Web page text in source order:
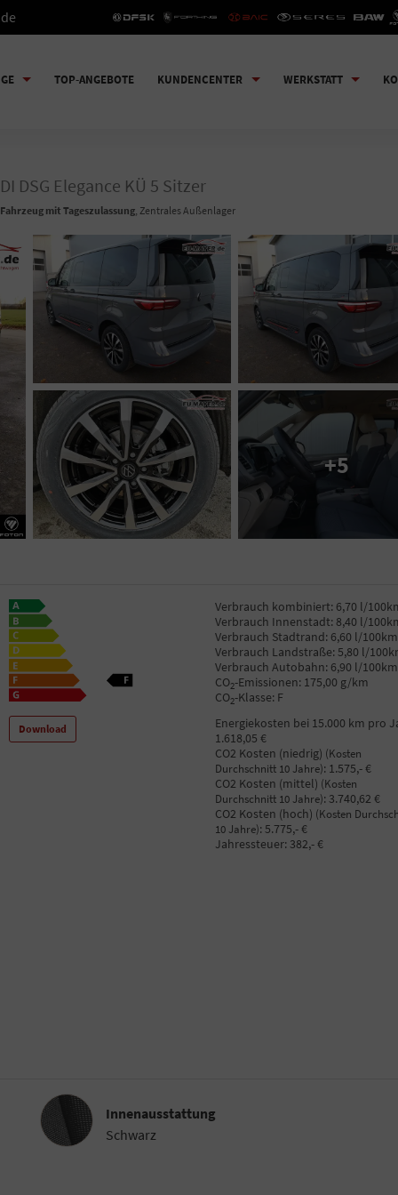
TOP-ANGEBOTE KUNDENCENTER WERKSTATT
DSG Elegance KÜ 5 Sitzer
Fahrzeug mit Tageszulassung, Zentrales Außenlager
+5
Verbrauch kombiniert: 6,70 l/
Verbrauch Innenstadt: 8,40 l/
Verbrauch Stadtrand: 6,60 l/100km
Verbrauch Landstraße: 5,80 l/
Verbrauch Autobahn: 6,90 l/100km
CO2-Emissionen: 175,00 g/km
CO2-Klasse: F
Download
Energiekosten bei 15.000 km pro
1.618,05 €
CO2 Kosten (niedrig) (Kosten
Durchschnitt 10 Jahre): 1.575,- €
CO2 Kosten (mittel) (Kosten
Durchschnitt 10 Jahre): 3.740,62 €
CO2 Kosten (hoch) (Kosten
10 Jahre): 5.775,- €
Jahressteuer: 382,- €
InnenausstattungInnenausstattung
Schwarz